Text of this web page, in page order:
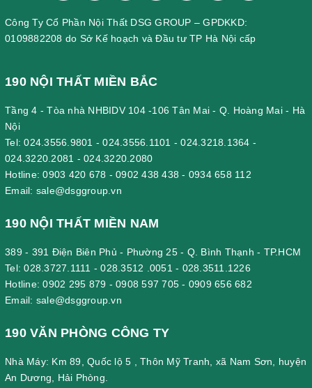
Công Ty Cổ Phần Nội Thất DSG GROUP – GPDKKD:
0109882208 do Sở Kế hoạch và Đầu tư TP Hà Nội cấp
190 NỘI THẤT MIỀN BẮC
Tầng 4 - Tòa nhà NHBIDV 104 -106 Tân Mai - Q. Hoàng Mai - Hà
Nội
Tel:024.3556.9801 -024.3556.1101 -024.3218.1364 -
024.3220.2081 - 024.3220.2080
Hotline:0903 420 678 - 0902 438 438 - 0934 658 112
Email: sale@dsggroup.vn
190 NỘI THẤT MIỀN NAM
389 - 391 Điện Biên Phủ - Phường 25 - Q. Bình Thạnh - TP.HCM
Tel:028.3727.1111 -028.3512 .0051 - 028.3511.1226
Hotline:0902 295 879 - 0908 597 705 - 0909 656 682
Email: sale@dsggroup.vn
190 VĂN PHÒNG CÔNG TY
Nhà Máy: Km 89, Quốc lộ 5 , Thôn Mỹ Tranh, xã Nam Sơn, huyện
An Dương, Hải Phòng.